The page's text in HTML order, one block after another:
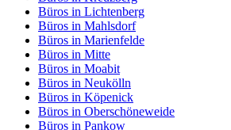
Büros in Lichtenberg
Büros in Mahlsdorf
Büros in Marienfelde
Büros in Mitte
Büros in Moabit
Büros in Neukölln
Büros in Köpenick
Büros in Oberschöneweide
Büros in Pankow